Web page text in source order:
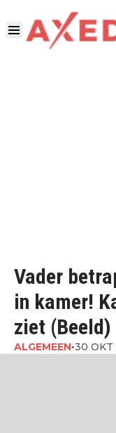
Vader
in kamer!
ziet (Beeld)
ALGEMEEN•30 OKT